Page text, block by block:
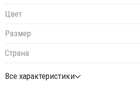
Цвет
Размер
Страна
Все характеристики